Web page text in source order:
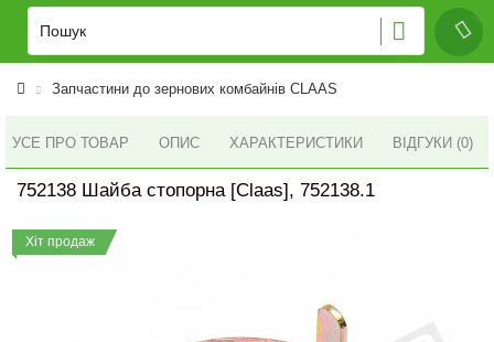
Запчастини до зернових комбайнів CLAAS
УСЕ ПРО ТОВАР ОПИС ХАРАКТЕРИСТИКИ ВІДГУКИ (0)
752138 Шайба стопорна [Claas], 752138.1
Хіт продаж